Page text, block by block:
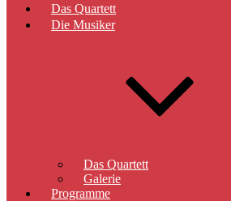
Das Quartett
Die Musiker
Das Quartett
Galerie
Programme